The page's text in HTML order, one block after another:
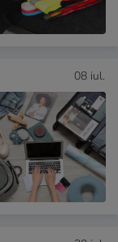
08 iul.